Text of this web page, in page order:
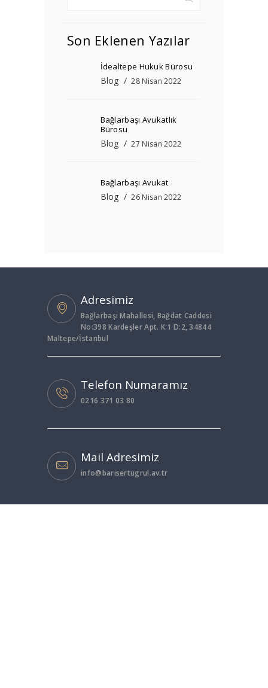
Son Eklenen Yazılar
İdealtepe Hukuk Bürosu
Blog 28 Nisan 2022
Bağlarbaşı Avukatlık
Bürosu
Blog 27 Nisan 2022
Bağlarbaşı Avukat
Blog 26 Nisan 2022
Adresimiz
Bağlarbaşı Mahallesi, Bağdat Caddesi
No:398 Kardeşler Apt. K:1 D:2, 34844
Maltepe/İstanbul
Telefon Numaramız
0216 371 03 80
Mail Adresimiz
info@barisertugrul.av.tr